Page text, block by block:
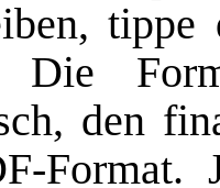
Die
den
Format.